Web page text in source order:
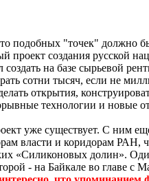
подобных "точек" должно
проект создания русской
создать на базе
сотни тысяч, если не
открытия,
технологии и новые
уже существует. С ним
власти и коридорам РАН,
«Силиконовых долин».
- на Байкале во главе